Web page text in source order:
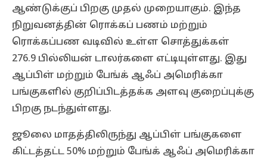
ஆண்டுக்குப் பிறகு முதல் முறையாகும். இந்த
நிறுவனத்தின் ரொக்கப் பணம் மற்றும்
ரொக்கப்பண வடிவில் உள்ள சொத்துக்கள்
276.9 பில்லியன் டாலர்களை எட்டியுள்ளது. இது
ஆப்பிள் மற்றும் பேங்க் ஆஃப் அமெரிக்கா
பங்குகளில் குறிப்பிடத்தக்க அளவு குறைப்புக்கு
பிறகு நடந்துள்ளது.
ஜூலை மாதத்திலிருந்து ஆப்பிள் பங்குகளை
கிட்டத்தட்ட 50% மற்றும் பேங்க் ஆஃப் அமெரிக்கா